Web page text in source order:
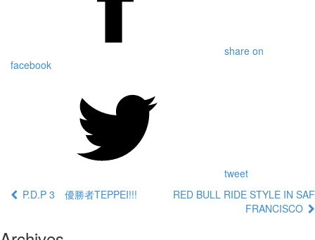
share on
facebook
tweet
P.D.P 3 優勝者TEPPEI!!!
RED BULL RIDE STYLE IN SAF
FRANCISCO